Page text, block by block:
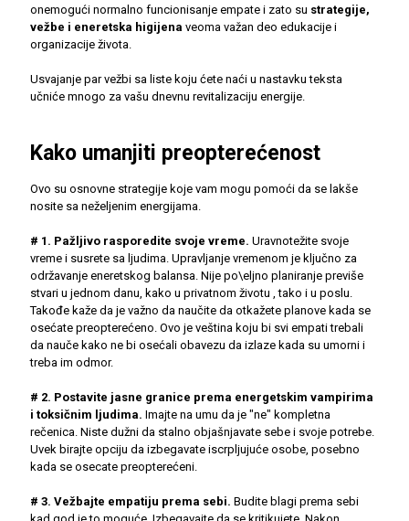
onemogući normalno funcionisanje empate i zato su strategije,
vežbe i eneretska higijena veoma važan deo edukacije i
organizacije života.
Usvajanje par vežbi sa liste koju ćete naći u nastavku teksta
učniće mnogo za vašu dnevnu revitalizaciju energije.
Kako umanjiti preopterećenost
Ovo su osnovne strategije koje vam mogu pomoći da se lakše
nosite sa neželjenim energijama.
# 1. Pažljivo rasporedite svoje vreme. Uravnotežite svoje
vreme i susrete sa ljudima. Upravljanje vremenom je ključno za
održavanje eneretskog balansa. Nije po\eljno planiranje previše
stvari u jednom danu, kako u privatnom životu , tako i u poslu.
Takođe kaže da je važno da naučite da otkažete planove kada se
osećate preopterećeno. Ovo je veština koju bi svi empati trebali
da nauče kako ne bi osećali obavezu da izlaze kada su umorni i
treba im odmor.
# 2. Postavite jasne granice prema energetskim vampirima
i toksičnim ljudima. Imajte na umu da je "ne" kompletna
rečenica. Niste dužni da stalno objašnjavate sebe i svoje potrebe.
Uvek birajte opciju da izbegavate iscrpljujuće osobe, posebno
kada se osecate preopterećeni.
# 3. Vežbajte empatiju prema sebi. Budite blagi prema sebi